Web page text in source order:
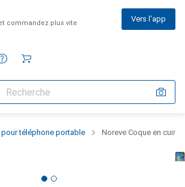
commandez plus vite Vers l'app
pour téléphone portable Noreve Coque en cuir